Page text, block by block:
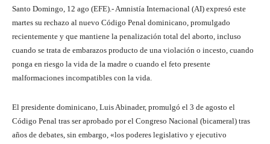
Santo Domingo, 12 ago (EFE).- Amnistía Internacional (AI) expresó este
martes su rechazo al nuevo Código Penal dominicano, promulgado
recientemente y que mantiene la penalización total del aborto, incluso
cuando se trata de embarazos producto de una violación o incesto, cuando
ponga en riesgo la vida de la madre o cuando el feto presente
malformaciones incompatibles con la vida.
El presidente dominicano, Luis Abinader, promulgó el 3 de agosto el
Código Penal tras ser aprobado por el Congreso Nacional (bicameral) tras
años de debates, sin embargo, «los poderes legislativo y ejecutivo